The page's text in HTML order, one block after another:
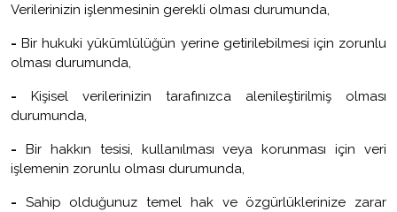
Verilerinizin işlenmesinin gerekli olması durumunda,
- Bir hukuki yükümlülüğün yerine getirilebilmesi için zorunlu
olması durumunda,
-
Kişisel verilerinizin tarafınızca alenileştirilmiş olması
durumunda,
-
Bir hakkın tesisi, kullanılması veya korunması için veri
işlemenin zorunlu olması durumunda,
-
Sahip olduğunuz temel hak ve özgürlüklerinize zarar